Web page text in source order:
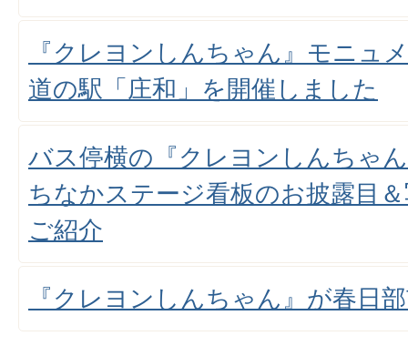
『クレヨンしんちゃん』モニュ
道の駅「庄和」を開催しました
バス停横の『クレヨンしんちゃ
ちなかステージ看板のお披露目
ご紹介
『クレヨンしんちゃん』が春日